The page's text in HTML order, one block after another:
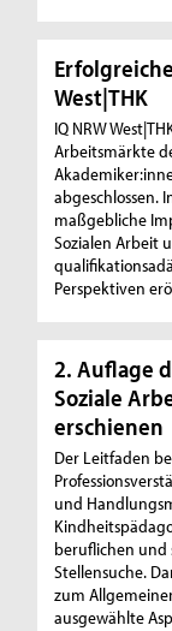
West|THK
IQ NRW
Arbeitsmärkte
abgeschlossen.
maßgebliche
Sozialen Arbeit
Perspektiven
2. Auflage
Soziale
erschienen
Der Leitfaden
und
beruflichen und
Stellensuche.
zum
ausgewählte